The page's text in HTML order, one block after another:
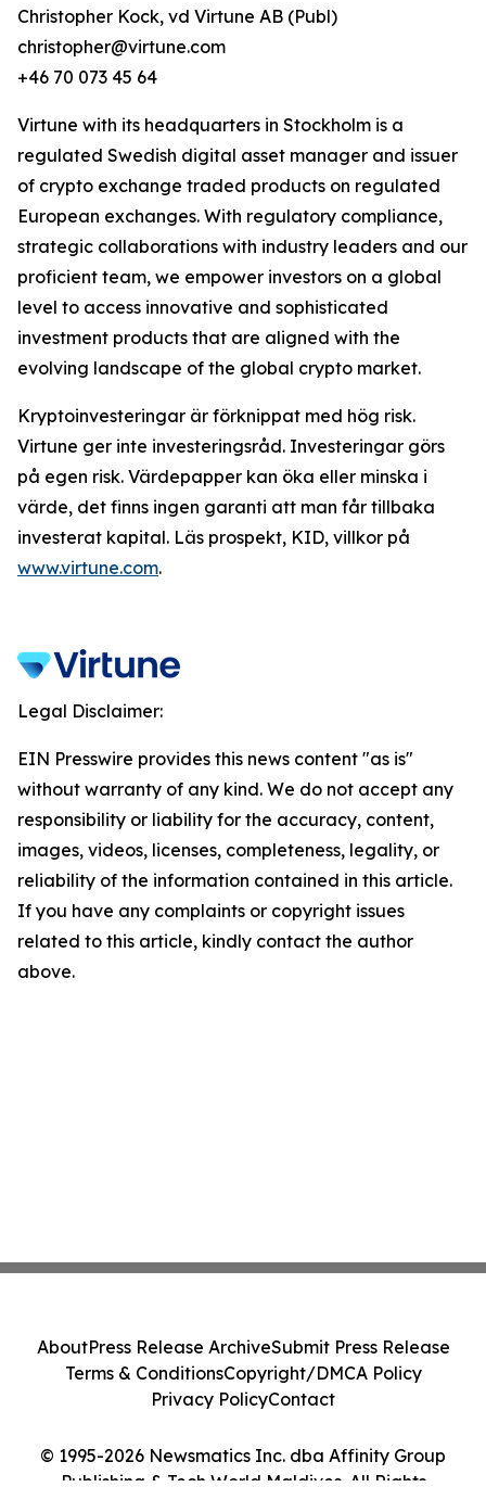
Christopher Kock, vd Virtune AB (Publ)
christopher@virtune.com
+46 70 073 45 64
Virtune with its headquarters in Stockholm is a
regulated Swedish digital asset manager and issuer
of crypto exchange traded products on regulated
European exchanges. With regulatory compliance,
strategic collaborations with industry leaders and our
proficient team, we empower investors on a global
level to access innovative and sophisticated
investment products that are aligned with the
evolving landscape of the global crypto market.
Kryptoinvesteringar är förknippat med hög risk.
Virtune ger inte investeringsråd. Investeringar görs
på egen risk. Värdepapper kan öka eller minska i
värde, det finns ingen garanti att man får tillbaka
investerat kapital. Läs prospekt, KID, villkor på
www.virtune.com.
Legal Disclaimer:
EIN Presswire provides this news content "as is"
without warranty of any kind. We do not accept any
responsibility or liability for the accuracy, content,
images, videos, licenses, completeness, legality, or
reliability of the information contained in this article.
If you have any complaints or copyright issues
related to this article, kindly contact the author
above.
© 1995-2026 Newsmatics Inc. dba Affinity Group
Publishing & Tech World Maldives. All Rights
AboutPress Release ArchiveSubmit Press Release
Terms & ConditionsCopyright/DMCA Policy
Privacy PolicyContact